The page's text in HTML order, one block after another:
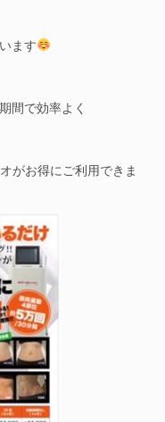
ます
間で効率よく
がお得にご利用できま